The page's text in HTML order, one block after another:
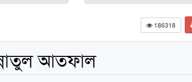
186318
আতফাল